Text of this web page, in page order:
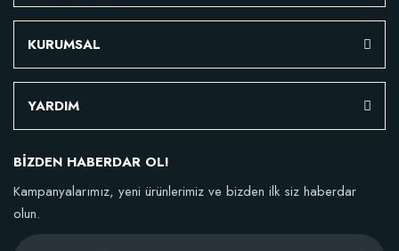
KURUMSAL
YARDIM
BİZDEN HABERDAR OL!
Kampanyalarımız, yeni ürünlerimiz ve bizden ilk siz haberdar
olun.